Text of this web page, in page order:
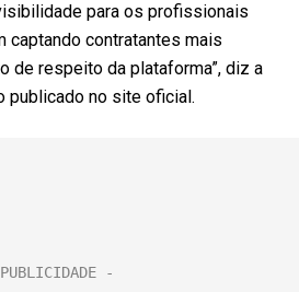
para os profissionais
captando contratantes mais
de respeito da plataforma”, diz a
publicado no site oficial.